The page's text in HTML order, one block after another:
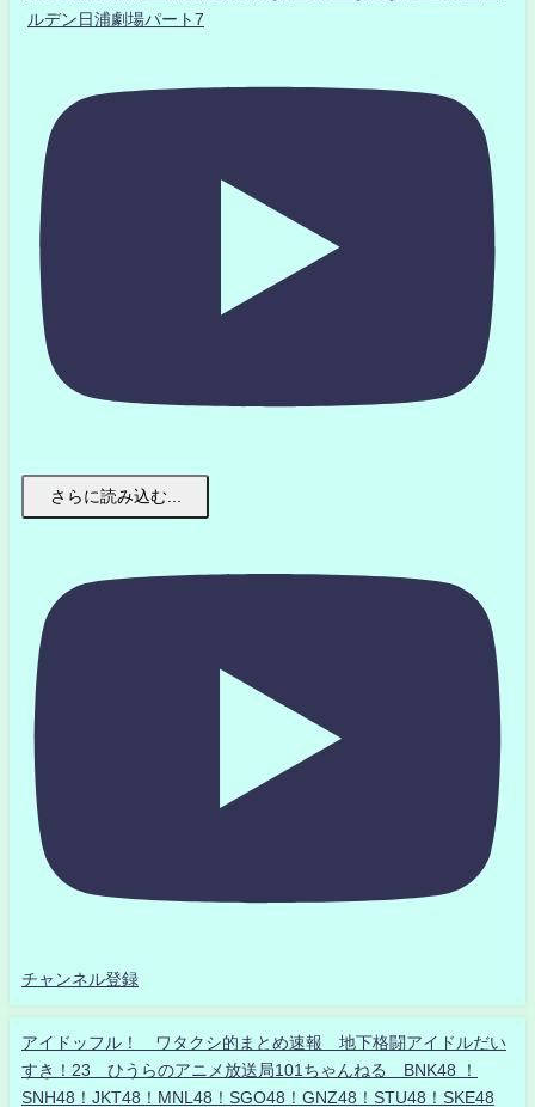
ルデン日浦劇場パート7
さらに読み込む...
チャンネル登録
アイドッフル！ ワタクシ的まとめ速報 地下格闘アイドルだい
すき！23 ひうらのアニメ放送局101ちゃんねる BNK48 ！
SNH48！JKT48！MNL48！SGO48！GNZ48！STU48！SKE48